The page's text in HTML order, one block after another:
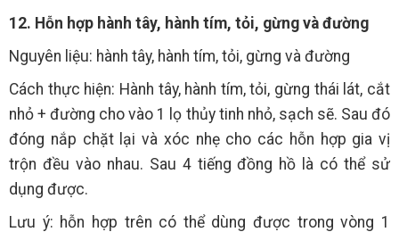
12. Hỗn hợp hành tây, hành tím, tỏi, gừng và đường
Nguyên liệu: hành tây, hành tím, tỏi, gừng và đường
Cách thực hiện: Hành tây, hành tím, tỏi, gừng thái lát, cắt
nhỏ + đường cho vào 1 lọ thủy tinh nhỏ, sạch sẽ. Sau đó
đóng nắp chặt lại và xóc nhẹ cho các hỗn hợp gia vị
trộn đều vào nhau. Sau 4 tiếng đồng hồ là có thể sử
dụng được.
Lưu ý: hỗn hợp trên có thể dùng được trong vòng 1